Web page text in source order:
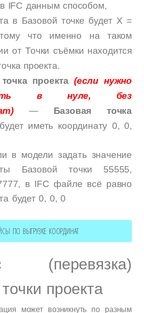
в IFC данным способом,
в Базовой точке будет X =
что именно на таком
от Точки съёмки находится
проекта.
проекта(если нужно
в нуле, без
— Базовая точка
иметь координату 0, 0,
в модели задать значение
Базовой точки 55555,
в IFC файле всё равно
будет 0, 0, 0
ПО ВЫГРУЗКЕ КООРДИНАТ
(перевязка)
проекта
может возникнуть по разным